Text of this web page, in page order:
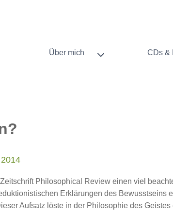
Über mich CDs &
Philosophical Review einen viel
Erklärungen des Bewusstseins
Aufsatz löste in der Philosophie des Geistes